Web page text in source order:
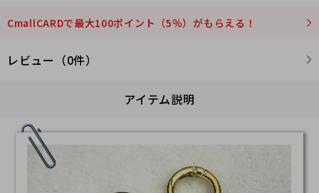
CmallCARDで最大100ポイント（5％）がもらえる！
レビュー（0件）
アイテム説明